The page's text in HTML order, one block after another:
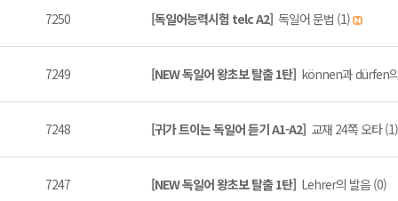
7250 [독일어능력시험 telc A2] 독일어 문법 (1)
7249 [NEW 독일어 왕초보 탈출 1탄] können과 dürfen
7248 [귀가 트이는 독일어 듣기 A1-A2] 교재 24쪽 오타 (1)
7247 [NEW 독일어 왕초보 탈출 1탄] Lehrer의 발음 (0)